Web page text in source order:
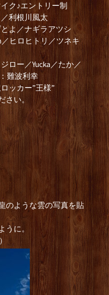
ク♪エントリー制
利根川風太
よ／ナギラアツシ
／ヒロヒトリ／ツネキ
ロー／Yucka／たか／
難波利幸
ッカー”王様”
い。
のような雲の写真を貼
うに。